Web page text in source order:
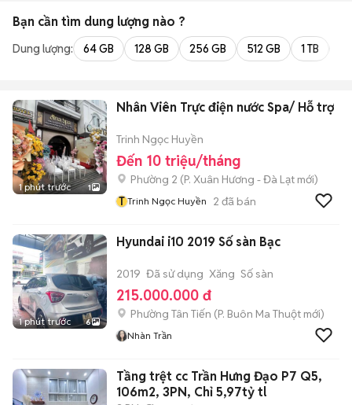
Bạn cần tìm dung lượng nào ?
Dung lượng: 64 GB 128 GB 256 GB 512 GB 1 TB
1 phút trước 1
Nhân Viên Trực điện nước Spa/ Hỗ trợ
Trinh Ngọc Huyền
Đến 10 triệu/tháng
Phường 2 (P. Xuân Hương - Đà Lạt mới)
T Trinh Ngọc Huyền 2 đã bán
1 phút trước 6
Hyundai i10 2019 Số sàn Bạc
2019 Đã sử dụng Xăng Số sàn
215.000.000 đ
Phường Tân Tiến (P. Buôn Ma Thuột mới)
Nhàn Trần
Tầng trệt cc Trần Hưng Đạo P7 Q5,
106m2, 3PN, Chỉ 5,97tỷ tl